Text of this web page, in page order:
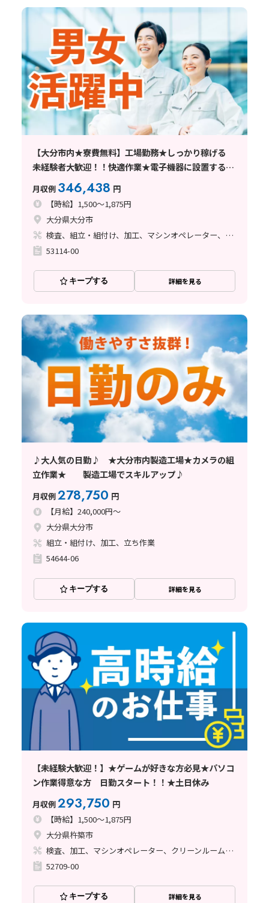
【大分市内★寮費無料】工場勤務★しっかり稼げる
未経験者大歓迎！！快適作業★電子機器に設置する針
の製造★ 工場へ行ってみよう！！
月収例 346,438 円
【時給】1,500～1,875円
大分県大分市
検査、組立・組付け、加工、マシンオペレーター、クリーンルーム
53114-00
キープする 詳細を見る
♪大人気の日勤♪ ★大分市内製造工場★カメラの組
立作業★ 製造工場でスキルアップ♪
月収例278,750 円
【月給】240,000円～
大分県大分市
組立・組付け、加工、立ち作業
54644-06
キープする 詳細を見る
【未経験大歓迎！】★ゲームが好きな方必見★パソコ
ン作業得意な方 日勤スタート！！★土日休み
月収例293,750 円
【時給】1,500～1,875円
大分県杵築市
検査、加工、マシンオペレーター、クリーンルーム、清掃・洗浄、品質管理
52709-00
キープする 詳細を見る